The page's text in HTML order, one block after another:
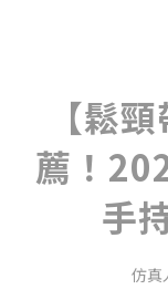
【鬆
薦！
手
仿真